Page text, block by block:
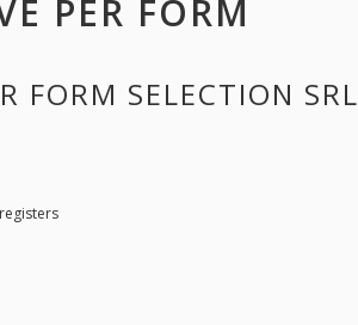
PER FORM
FORM SELECTION SRL